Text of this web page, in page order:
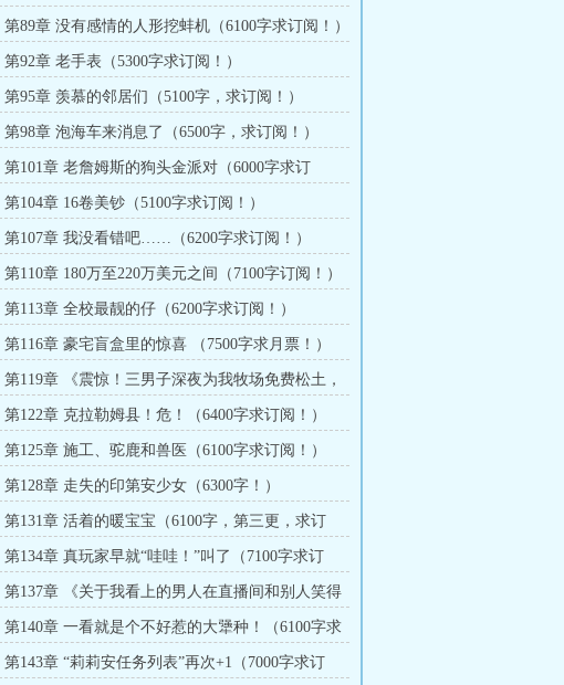
第89章 没有感情的人形挖蚌机（6100字求订阅！）
第92章 老手表（5300字求订阅！）
第95章 羡慕的邻居们（5100字，求订阅！）
第98章 泡海车来消息了（6500字，求订阅！）
第101章 老詹姆斯的狗头金派对（6000字求订
阅！）
第104章 16卷美钞（5100字求订阅！）
第107章 我没看错吧……（6200字求订阅！）
第110章 180万至220万美元之间（7100字订阅！）
第113章 全校最靓的仔（6200字求订阅！）
第116章 豪宅盲盒里的惊喜 （7500字求月票！）
第119章 《震惊！三男子深夜为我牧场免费松土，
原因竟是……》
第122章 克拉勒姆县！危！（6400字求订阅！）
第125章 施工、驼鹿和兽医（6100字求订阅！）
第128章 走失的印第安少女（6300字！）
第131章 活着的暖宝宝（6100字，第三更，求订
阅！）
第134章 真玩家早就“哇哇！”叫了（7100字求订
阅！）
第137章 《关于我看上的男人在直播间和别人笑得
像朵花这件事》
第140章 一看就是个不好惹的大犟种！（6100字求
订阅！）
第143章 “莉莉安任务列表”再次+1（7000字求订